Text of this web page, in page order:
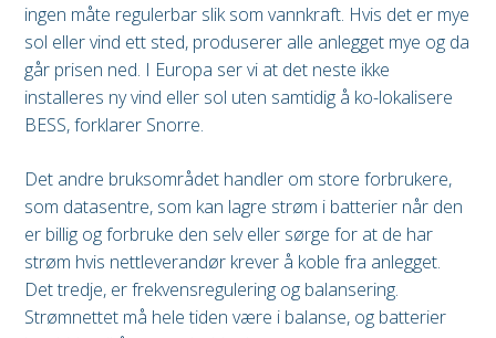
ingen måte regulerbar slik som vannkraft. Hvis det er mye
sol eller vind ett sted, produserer alle anlegget mye og da
går prisen ned. I Europa ser vi at det neste ikke
installeres ny vind eller sol uten samtidig å ko-lokalisere
BESS, forklarer Snorre.
Det andre bruksområdet handler om store forbrukere,
som datasentre, som kan lagre strøm i batterier når den
er billig og forbruke den selv eller sørge for at de har
strøm hvis nettleverandør krever å koble fra anlegget.
Det tredje, er frekvensregulering og balansering.
Strømnettet må hele tiden være i balanse, og batterier